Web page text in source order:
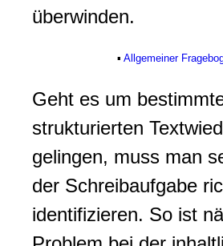
überwinden.
▪ Allgemeiner
Geht es um
strukturierten
gelingen, muss man
der Schreibaufgabe
identifizieren. So ist